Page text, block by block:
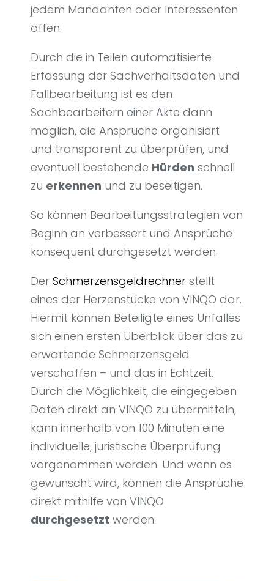
jedem Mandanten oder Interessenten
offen.
Durch die in Teilen automatisierte
Erfassung der Sachverhaltsdaten und
Fallbearbeitung ist es den
Sachbearbeitern einer Akte dann
möglich, die Ansprüche organisiert
und transparent zu überprüfen, und
eventuell bestehende Hürden schnell
zu erkennen und zu beseitigen.
So können Bearbeitungsstrategien von
Beginn an verbessert und Ansprüche
konsequent durchgesetzt werden.
Der Schmerzensgeldrechner stellt
eines der Herzenstücke von VINQO dar.
Hiermit können Beteiligte eines Unfalles
sich einen ersten Überblick über das zu
erwartende Schmerzensgeld
verschaffen – und das in Echtzeit.
Durch die Möglichkeit, die eingegeben
Daten direkt an VINQO zu übermitteln,
kann innerhalb von 100 Minuten eine
individuelle, juristische Überprüfung
vorgenommen werden. Und wenn es
gewünscht wird, können die Ansprüche
direkt mithilfe von VINQO
durchgesetzt werden.